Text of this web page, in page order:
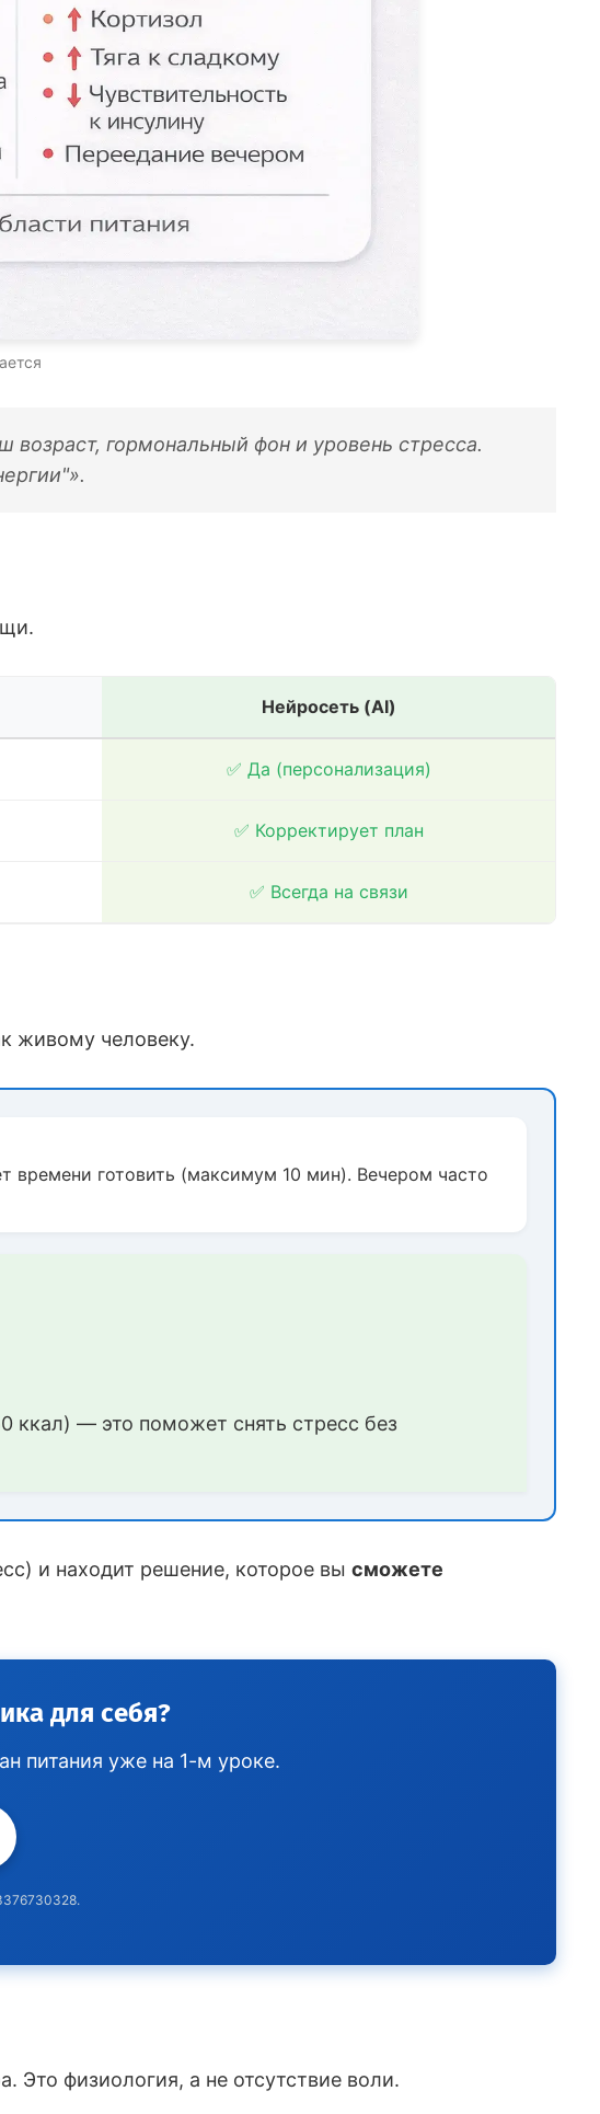
гормональный фон и уровень стресса.
Нейросеть (AI)
✅ Да (персонализация)
✅ Корректирует план
✅ Всегда на связи
живому человеку.
времени готовить (максимум 10 мин). Вечером часто
ккал) — это поможет снять стресс без
и находит решение, которое вы сможете
для себя?
питания уже на 1-м уроке.
Это физиология, а не отсутствие воли.